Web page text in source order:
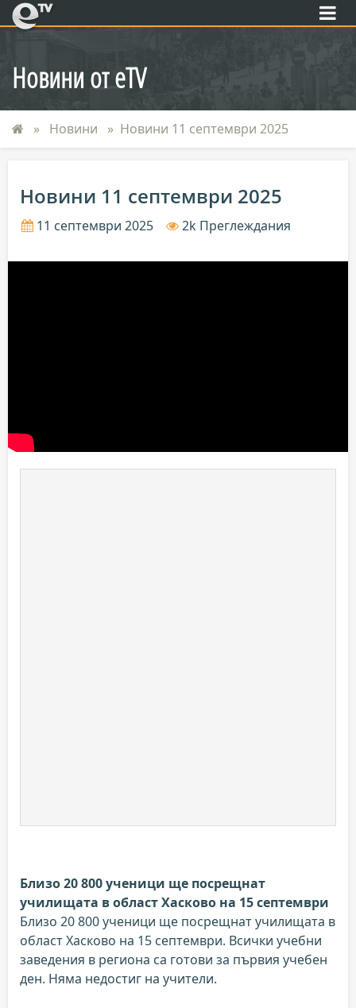
eTV
Новини от eTV
Новини Новини 11 септември 2025
Новини 11 септември 2025
11 септември 2025 2k Преглеждания
Близо 20 800 ученици ще посрещнат
училищата в област Хасково на 15 септември
Близо 20 800 ученици ще посрещнат училищата в
област Хасково на 15 септември. Всички учебни
заведения в региона са готови за първия учебен
ден. Няма недостиг на учители.